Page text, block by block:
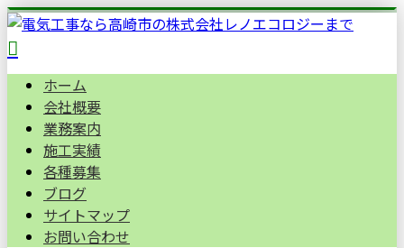
ホーム
会社概要
業務案内
施工実績
各種募集
ブログ
サイトマップ
お問い合わせ